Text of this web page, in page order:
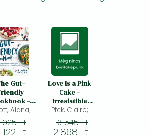
Gut–
–
Low–
Alana;
Ft
122 Ft
Love Is a Pink
Cake –
Irresistible
Bakes for
Morning, Noon,
and Night:
Ptak, Claire;
13 545 Ft
12 868 Ft